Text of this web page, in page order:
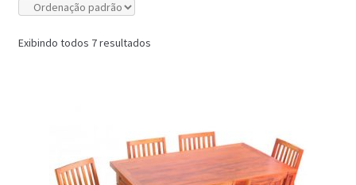
Contato
Exibindo todos 7 resultados